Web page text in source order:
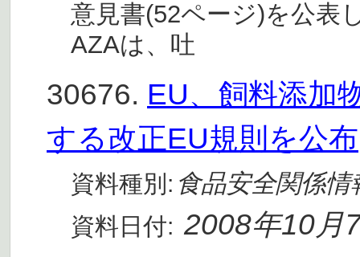
意見書(52ページ)を公表
AZAは、吐
30676. EU、飼料添加
する改正EU規則を公布
資料種別: 食品安全関係情
資料日付: 2008年10月